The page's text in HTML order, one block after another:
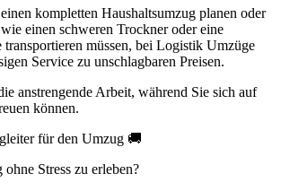
kompletten Haushaltsumzug planen oder
einen schweren Trockner oder eine
müssen, bei Logistik Umzüge
Service zu unschlagbaren Preisen.
anstrengende Arbeit, während Sie sich auf
können.
für den Umzug 🚚
Stress zu erleben?